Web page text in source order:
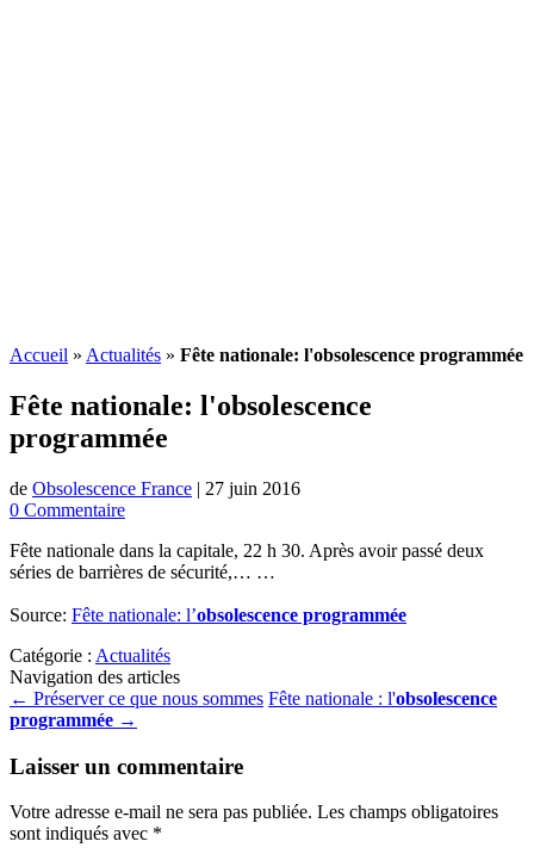
Accueil » Actualités » Fête nationale: l'obsolescence programmée
Fête nationale: l'obsolescence
programmée
de Obsolescence France | 27 juin 2016
0 Commentaire
Fête nationale dans la capitale, 22 h 30. Après avoir passé deux
séries de barrières de sécurité,… …
Source: Fête nationale: l’obsolescence programmée
Catégorie : Actualités
Navigation des articles
← Préserver ce que nous sommes Fête nationale : l'obsolescence
programmée →
Laisser un commentaire
Votre adresse e-mail ne sera pas publiée. Les champs obligatoires
sont indiqués avec *